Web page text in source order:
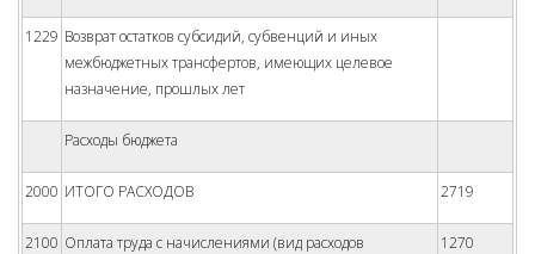
1229 Возврат остатков субсидий, субвенций и иных
межбюджетных трансфертов, имеющих целевое
назначение, прошлых лет
Расходы бюджета
2000 ИТОГО РАСХОДОВ 2719
2100 Оплата труда с начислениями (вид расходов
1270